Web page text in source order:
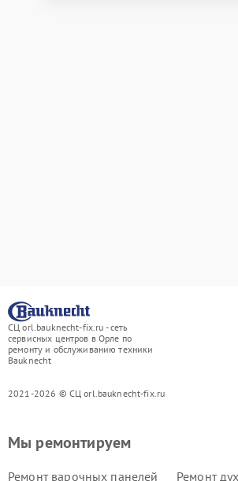
СЦ orl.bauknecht-fix.ru - сеть
сервисных центров в Орле по
ремонту и обслуживанию техники
Bauknecht
2021-2026 © СЦ orl.bauknecht-fix.ru
Мы ремонтируем
Ремонт варочных панелей
Ремонт